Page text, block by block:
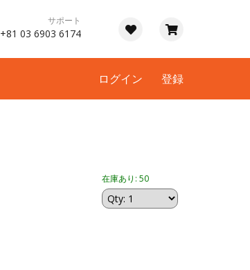
サポート
+81 03 6903 6174
ログイン 登録
在庫あり: 50